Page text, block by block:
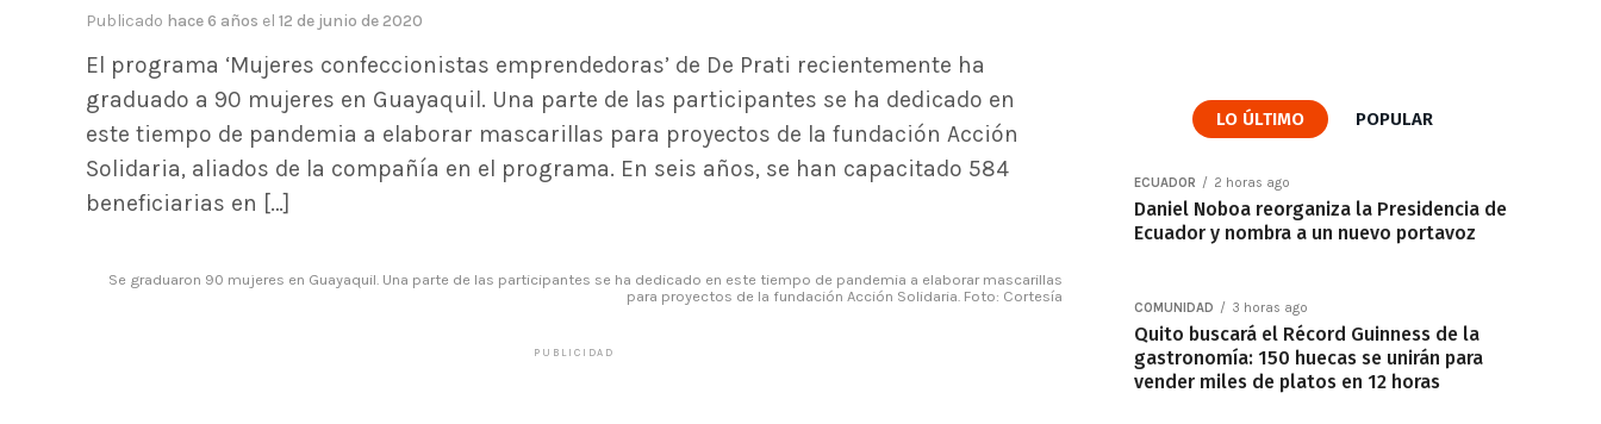
Publicado hace 6 años el 12 de junio de 2020
El programa ‘Mujeres confeccionistas emprendedoras’ de De Prati recientemente ha
graduado a 90 mujeres en Guayaquil. Una parte de las participantes se ha dedicado en
este tiempo de pandemia a elaborar mascarillas para proyectos de la fundación Acción
Solidaria, aliados de la compañía en el programa. En seis años, se han capacitado 584
beneficiarias en […]
Se graduaron 90 mujeres en Guayaquil. Una parte de las participantes se ha dedicado en este tiempo de pandemia a elaborar mascarillas
para proyectos de la fundación Acción Solidaria. Foto: Cortesía
PUBLICIDAD
LO ÚLTIMO POPULAR
ECUADOR 2 horas ago
Daniel Noboa reorganiza la Presidencia de
Ecuador y nombra a un nuevo portavoz
COMUNIDAD 3 horas ago
Quito buscará el Récord Guinness de la
gastronomía: 150 huecas se unirán para
vender miles de platos en 12 horas